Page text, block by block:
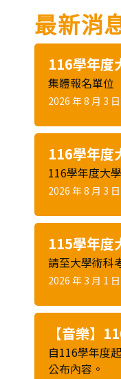
最新消
116學年度
集體報名單位
2026 年 8 月 3 日
116學年度
116學年度大
2026 年 8 月 3 日
115學年度
請至大學術科
2026 年 3 月 1 日
【音樂】
自116學年度
公布內容。